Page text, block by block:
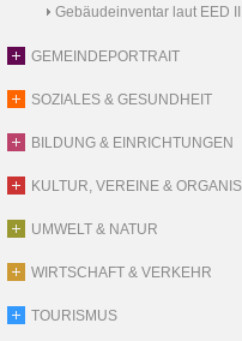
Gebäudeinventar laut EED III
GEMEINDEPORTRAIT
SOZIALES & GESUNDHEIT
BILDUNG & EINRICHTUNGEN
KULTUR, VEREINE &
UMWELT & NATUR
WIRTSCHAFT & VERKEHR
TOURISMUS